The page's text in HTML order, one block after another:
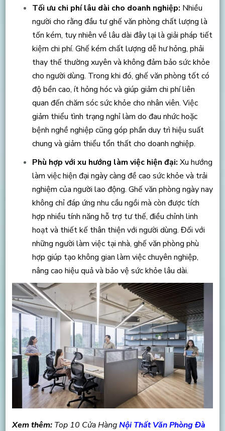
Tối ưu chi phí lâu dài cho doanh nghiệp: Nhiều
người cho rằng đầu tư ghế văn phòng chất lượng là
tốn kém, tuy nhiên về lâu dài đây lại là giải pháp tiết
kiệm chi phí. Ghế kém chất lượng dễ hư hỏng, phải
thay thế thường xuyên và không đảm bảo sức khỏe
cho người dùng. Trong khi đó, ghế văn phòng tốt có
độ bền cao, ít hỏng hóc và giúp giảm chi phí liên
quan đến chăm sóc sức khỏe cho nhân viên. Việc
giảm thiểu tình trạng nghỉ làm do đau nhức hoặc
bệnh nghề nghiệp cũng góp phần duy trì hiệu suất
chung và giảm thiểu tổn thất cho doanh nghiệp.
Phù hợp với xu hướng làm việc hiện đại: Xu hướng
làm việc hiện đại ngày càng đề cao sức khỏe và trải
nghiệm của người lao động. Ghế văn phòng ngày nay
không chỉ đáp ứng nhu cầu ngồi mà còn được tích
hợp nhiều tính năng hỗ trợ tư thế, điều chỉnh linh
hoạt và thiết kế thân thiện với người dùng. Đối với
những người làm việc tại nhà, ghế văn phòng phù
hợp giúp tạo không gian làm việc chuyên nghiệp,
nâng cao hiệu quả và bảo vệ sức khỏe lâu dài.
Xem thêm:Top 10 Cửa HàngNội Thất Văn Phòng Đà